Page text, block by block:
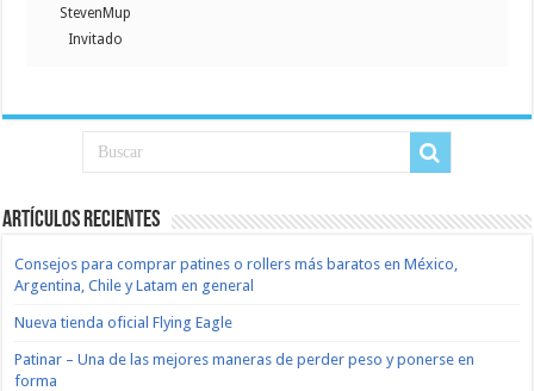
StevenMup
Invitado
Artículos recientes
Consejos para comprar patines o rollers más baratos en México,
Argentina, Chile y Latam en general
Nueva tienda oficial Flying Eagle
Patinar – Una de las mejores maneras de perder peso y ponerse en
forma